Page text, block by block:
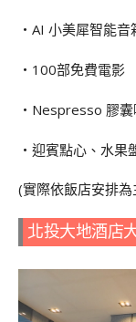
・AI 小美犀智能音
・100部免費電影
・Nespresso 膠
・迎賓點心、水
(實際依飯店安排為
北投大地酒店